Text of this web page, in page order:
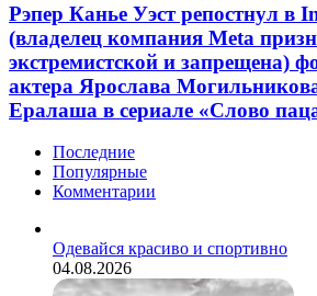
Рэпер Канье Уэст репостнул в
(владелец компания Meta
экстремистской и запрещена)
актера Ярослава
Ералаша в сериале «Слово
Последние
Популярные
Комментарии
Одевайся красиво и спортивно
04.08.2026